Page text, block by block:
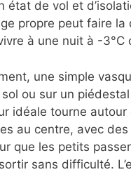
état de vol et
propre peut faire la
à une nuit à -3°C
une simple
ou sur un
idéale tourne autour
au centre, avec
que les petits
sans difficulté.